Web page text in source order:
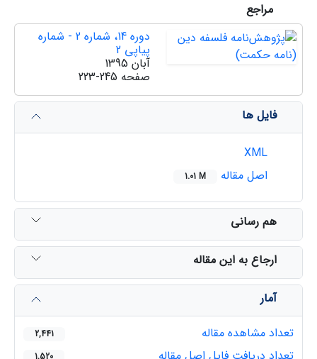
مراجع
دوره 14، شماره 2 - شماره
پیاپی 2
آبان 1395
صفحه 223-245
فایل ها
اصل مقاله
1.01 M
هم رسانی
ارجاع به این مقاله
آمار
تعداد مشاهده مقاله
2,441